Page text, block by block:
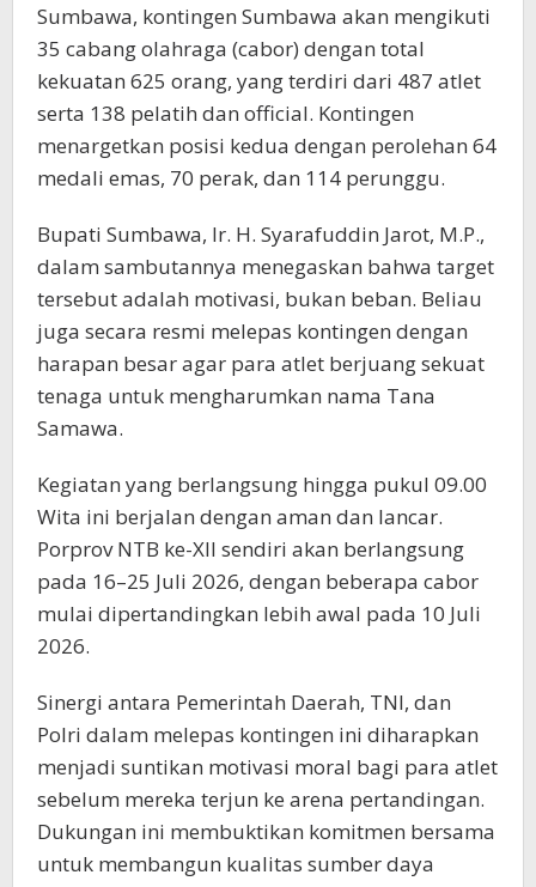
Sumbawa, kontingen Sumbawa akan mengikuti
35 cabang olahraga (cabor) dengan total
kekuatan 625 orang, yang terdiri dari 487 atlet
serta 138 pelatih dan official. Kontingen
menargetkan posisi kedua dengan perolehan 64
medali emas, 70 perak, dan 114 perunggu.
Bupati Sumbawa, Ir. H. Syarafuddin Jarot, M.P.,
dalam sambutannya menegaskan bahwa target
tersebut adalah motivasi, bukan beban. Beliau
juga secara resmi melepas kontingen dengan
harapan besar agar para atlet berjuang sekuat
tenaga untuk mengharumkan nama Tana
Samawa.
Kegiatan yang berlangsung hingga pukul 09.00
Wita ini berjalan dengan aman dan lancar.
Porprov NTB ke-XII sendiri akan berlangsung
pada 16–25 Juli 2026, dengan beberapa cabor
mulai dipertandingkan lebih awal pada 10 Juli
2026.
Sinergi antara Pemerintah Daerah, TNI, dan
Polri dalam melepas kontingen ini diharapkan
menjadi suntikan motivasi moral bagi para atlet
sebelum mereka terjun ke arena pertandingan.
Dukungan ini membuktikan komitmen bersama
untuk membangun kualitas sumber daya